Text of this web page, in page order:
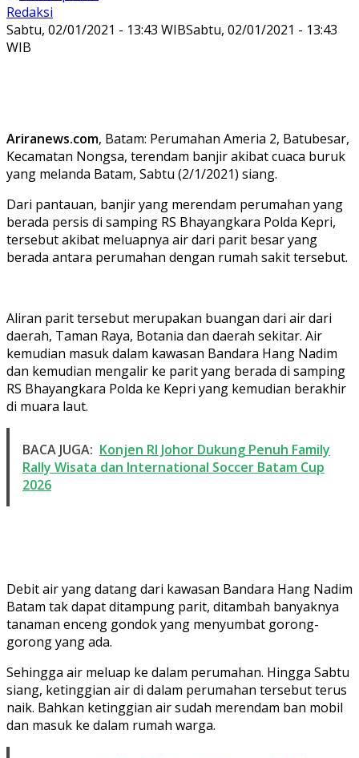
Redaksi
Sabtu, 02/01/2021 - 13:43 WIBSabtu, 02/01/2021 - 13:43
WIB
Ariranews.com, Batam: Perumahan Ameria 2, Batubesar,
Kecamatan Nongsa, terendam banjir akibat cuaca buruk
yang melanda Batam, Sabtu (2/1/2021) siang.
Dari pantauan, banjir yang merendam perumahan yang
berada persis di samping RS Bhayangkara Polda Kepri,
tersebut akibat meluapnya air dari parit besar yang
berada antara perumahan dengan rumah sakit tersebut.
Aliran parit tersebut merupakan buangan dari air dari
daerah, Taman Raya, Botania dan daerah sekitar. Air
kemudian masuk dalam kawasan Bandara Hang Nadim
dan kemudian mengalir ke parit yang berada di samping
RS Bhayangkara Polda ke Kepri yang kemudian berakhir
di muara laut.
BACA JUGA: Konjen RI Johor Dukung Penuh Family
Rally Wisata dan International Soccer Batam Cup
2026
Debit air yang datang dari kawasan Bandara Hang Nadim
Batam tak dapat ditampung parit, ditambah banyaknya
tanaman enceng gondok yang menyumbat gorong-
gorong yang ada.
Sehingga air meluap ke dalam perumahan. Hingga Sabtu
siang, ketinggian air di dalam perumahan tersebut terus
naik. Bahkan ketinggian air sudah merendam ban mobil
dan masuk ke dalam rumah warga.